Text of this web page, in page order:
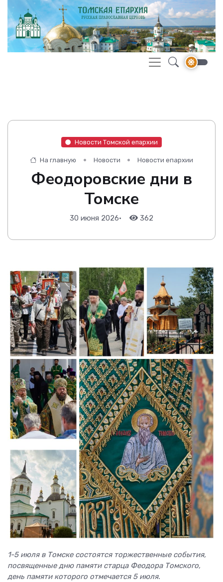
Новости Томской епархии
На главную Новости Новости епархии
Феодоровские дни в
Томске
30 июня 2026• 362
1-5 июля в Томске состоятся торжественные события,
посвященные дню памяти старца Феодора Томского,
день памяти которого отмечается 5 июля.